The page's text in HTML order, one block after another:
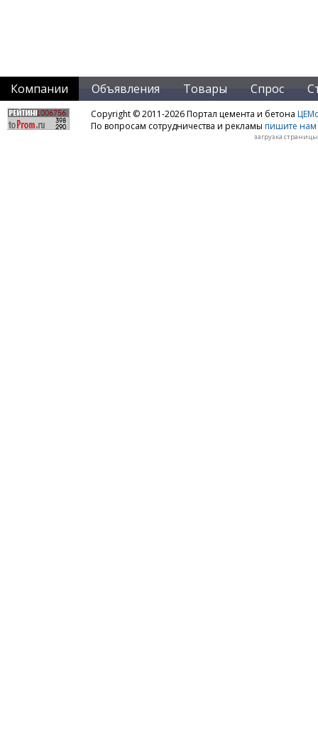
Компании Объявления Товары Спрос
Copyright © 2011-2026 Портал цемента и бетона
По вопросам сотрудничества и рекламы пишите нам
загрузка